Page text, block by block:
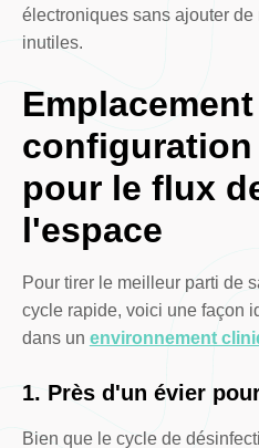
électroniques sans ajouter
inutiles.
pour le flux
l'espace
Pour tirer le meilleur parti de
cycle rapide, voici une façon
dans un environnement
1. Près d'un évier
Bien que le cycle de